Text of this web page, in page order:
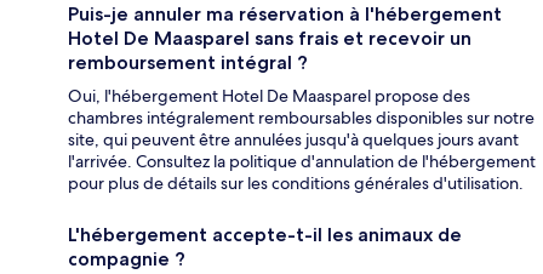
Puis-je annuler ma réservation à l'hébergement
Hotel De Maasparel sans frais et recevoir un
remboursement intégral ?
Oui, l'hébergement Hotel De Maasparel propose des
chambres intégralement remboursables disponibles sur notre
site, qui peuvent être annulées jusqu'à quelques jours avant
l'arrivée. Consultez la politique d'annulation de l'hébergement
pour plus de détails sur les conditions générales d'utilisation.
L'hébergement accepte-t-il les animaux de
compagnie ?